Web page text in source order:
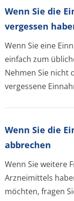
Wenn Sie die
vergessen
Wenn Sie eine
einfach zum
Nehmen Sie nicht
vergessene
Wenn Sie die
abbrechen
Wenn Sie weitere
Arzneimittels
möchten, fragen